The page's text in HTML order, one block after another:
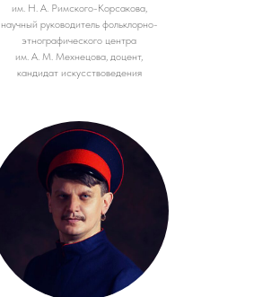
им. Н. А. Римского-Корсакова,
научный руководитель фольклорно-
этнографического центра
им. А. М. Мехнецова, доцент,
кандидат искусствоведения